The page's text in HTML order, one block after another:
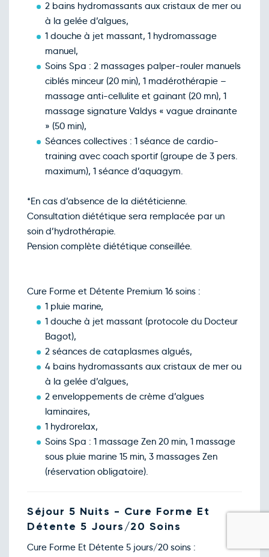
2 bains hydromassants aux cristaux de mer ou
à la gelée d’algues,
1 douche à jet massant, 1 hydromassage
manuel,
Soins Spa : 2 massages palper-rouler manuels
ciblés minceur (20 min), 1 madérothérapie –
massage anti-cellulite et gainant (20 mn), 1
massage signature Valdys « vague drainante
» (50 min),
Séances collectives : 1 séance de cardio-
training avec coach sportif (groupe de 3 pers.
maximum), 1 séance d’aquagym.
*En cas d’absence de la diététicienne.
Consultation diététique sera remplacée par un
soin d’hydrothérapie.
Pension complète diététique conseillée.
Cure Forme et Détente Premium 16 soins :
1 pluie marine,
1 douche à jet massant (protocole du Docteur
Bagot),
2 séances de cataplasmes algués,
4 bains hydromassants aux cristaux de mer ou
à la gelée d’algues,
2 enveloppements de crème d’algues
laminaires,
1 hydrorelax,
Soins Spa : 1 massage Zen 20 min, 1 massage
sous pluie marine 15 min, 3 massages Zen
(réservation obligatoire).
Séjour 5 Nuits - Cure Forme Et
Détente 5 Jours/20 Soins
Cure Forme Et Détente 5 jours/20 soins :